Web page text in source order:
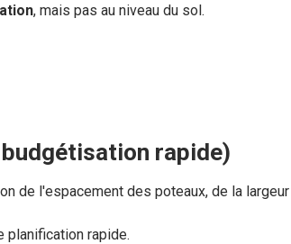
, mais pas au niveau du sol.
rapide)
de l'espacement des poteaux, de la
planification rapide.